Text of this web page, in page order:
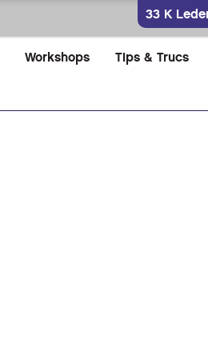
33 K
Workshops Tips & Trucs